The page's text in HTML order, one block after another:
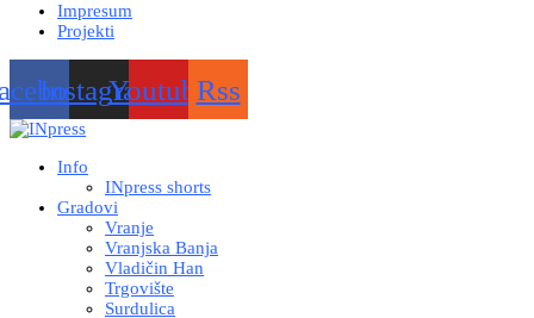
Impresum
Projekti
InstagramYoutubeRss
Info
INpress shorts
Gradovi
Vranje
Vranjska Banja
Vladičin Han
Trgovište
Surdulica